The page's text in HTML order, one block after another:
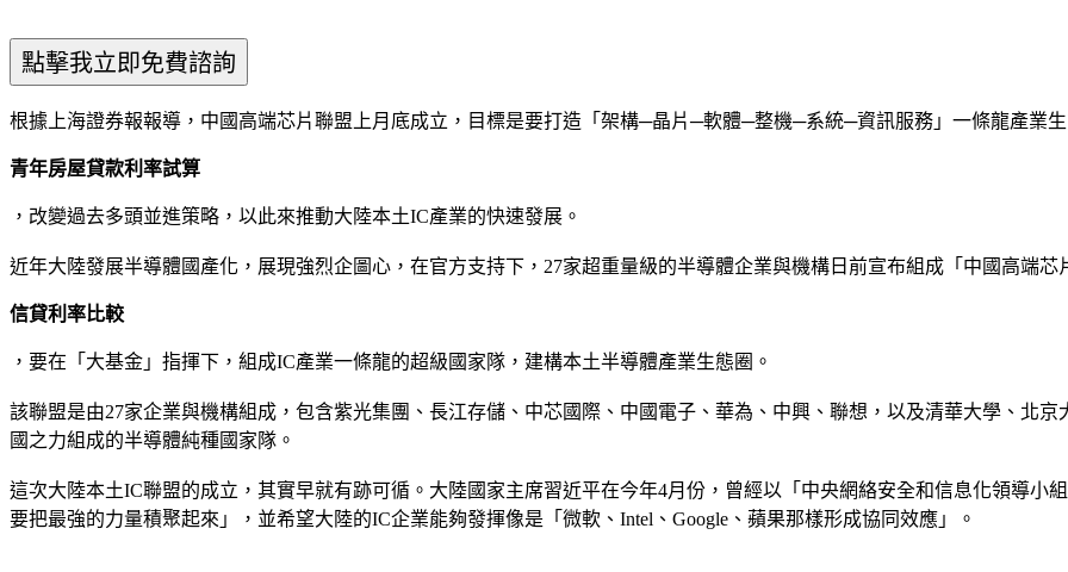
根據上海證券報報導，中國高端芯片聯盟上月底成立，目標是要打造「架構─晶片─軟體─整機─系統─資訊服務」一條龍產業
青年房屋貸款利率試算
，改變過去多頭並進策略，以此來推動大陸本土IC產業的快速發展。
近年大陸發展半導體國產化，展現強烈企圖心，在官方支持下，27家超重量級的半導體企業與機構日前宣布組成「中國高端芯
信貸利率比較
，要在「大基金」指揮下，組成IC產業一條龍的超級國家隊，建構本土半導體產業生態圈。
該聯盟是由27家企業與機構組成，包含紫光集團、長江存儲、中芯國際、中國電子、華為、中興、聯想，以及清華大學、北
國之力組成的半導體純種國家隊。
這次大陸本土IC聯盟的成立，其實早就有跡可循。大陸國家主席習近平在今年4月份，曾經以「中央網絡安全和信息化領導小
要把最強的力量積聚起來」，並希望大陸的IC企業能夠發揮像是「微軟、Intel、Google、蘋果那樣形成協同效應」。